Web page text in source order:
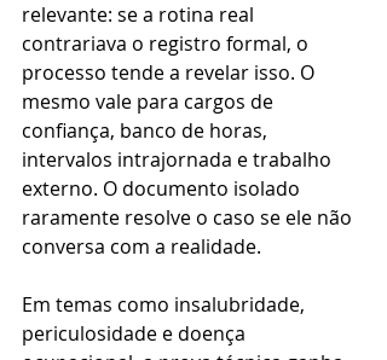
relevante: se a rotina real
contrariava o registro formal, o
processo tende a revelar isso. O
mesmo vale para cargos de
confiança, banco de horas,
intervalos intrajornada e trabalho
externo. O documento isolado
raramente resolve o caso se ele não
conversa com a realidade.
Em temas como insalubridade,
periculosidade e doença